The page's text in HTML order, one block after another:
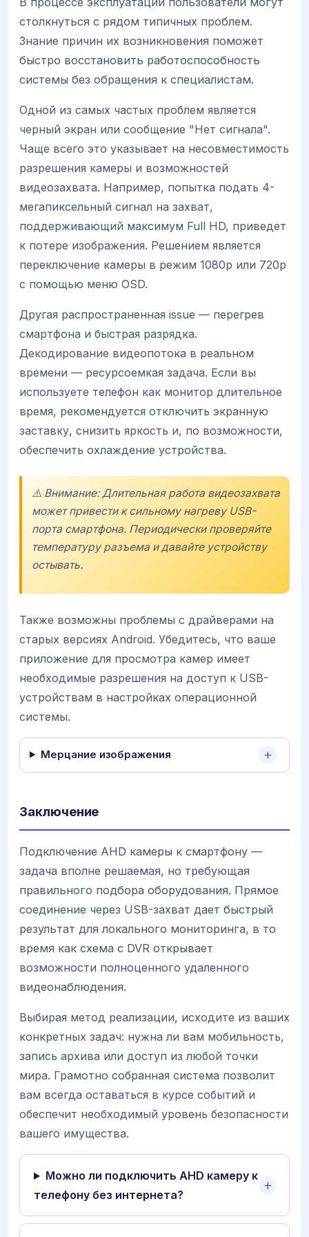
столкнуться с рядом типичных проблем.
Знание причин их возникновения поможет
быстро восстановить работоспособность
системы без обращения к специалистам.
Одной из самых частых проблем является
черный экран или сообщение "Нет сигнала".
Чаще всего это указывает на несовместимость
разрешения камеры и возможностей
видеозахвата. Например, попытка подать 4-
мегапиксельный сигнал на захват,
поддерживающий максимум Full HD, приведет
к потере изображения. Решением является
переключение камеры в режим 1080p или 720p
с помощью меню OSD.
Другая распространенная issue — перегрев
смартфона и быстрая разрядка.
Декодирование видеопотока в реальном
времени — ресурсоемкая задача. Если вы
используете телефон как монитор длительное
время, рекомендуется отключить экранную
заставку, снизить яркость и, по возможности,
обеспечить охлаждение устройства.
⚠️ Внимание: Длительная работа видеозахвата
может привести к сильному нагреву USB-
порта смартфона. Периодически проверяйте
температуру разъема и давайте устройству
остывать.
Также возможны проблемы с драйверами на
старых версиях Android. Убедитесь, что ваше
приложение для просмотра камер имеет
необходимые разрешения на доступ к USB-
устройствам в настройках операционной
системы.
Мерцание изображения
Заключение
Подключение AHD камеры к смартфону —
задача вполне решаемая, но требующая
правильного подбора оборудования. Прямое
соединение через USB-захват дает быстрый
результат для локального мониторинга, в то
время как схема с DVR открывает
возможности полноценного удаленного
видеонаблюдения.
Выбирая метод реализации, исходите из ваших
конкретных задач: нужна ли вам мобильность,
запись архива или доступ из любой точки
мира. Грамотно собранная система позволит
вам всегда оставаться в курсе событий и
обеспечит необходимый уровень безопасности
вашего имущества.
Можно ли подключить AHD камеру к
телефону без интернета?